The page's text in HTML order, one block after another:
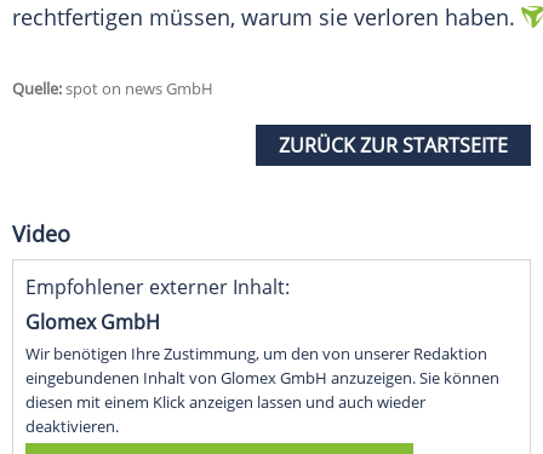
rechtfertigen müssen, warum sie verloren haben.
Quelle:spot on news GmbH
ZURÜCK ZUR STARTSEITE
Video
Empfohlener externer Inhalt:
Glomex GmbH
Wir benötigen Ihre Zustimmung, um den von unserer Redaktion
eingebundenen Inhalt von Glomex GmbH anzuzeigen. Sie können
diesen mit einem Klick anzeigen lassen und auch wieder
deaktivieren.